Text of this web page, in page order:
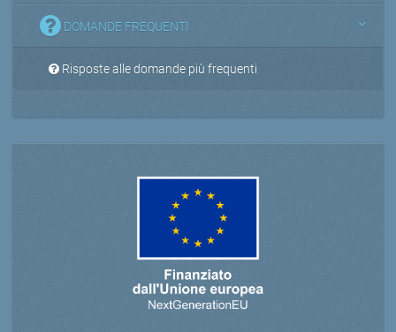
DOMANDE FREQUENTI
Risposte alle domande più frequenti